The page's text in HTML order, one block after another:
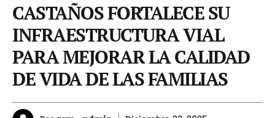
CASTAÑOS FORTALECE SU
INFRAESTRUCTURA VIAL
PARA MEJORAR LA CALIDAD
DE VIDA DE LAS FAMILIAS